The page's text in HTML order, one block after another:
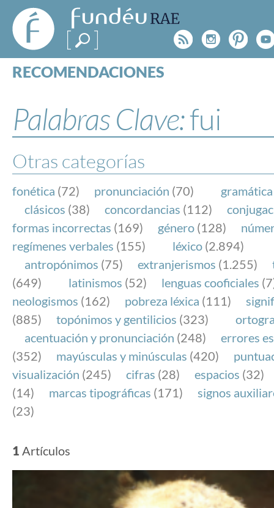
FundéuRAE
- Fundación
del Español
Urgente
Rss
RECOMENDACIONES
ESPECIALES
BLOG
NOTICIAS
SOBRE LA FUNDÉURAE
FundéuRAE es una fundación patrocinada por la
y la Real Academia Española, cuyo objetivo es
el buen uso del español en los medios de
Internet.
Palabras Clave:fui
Otras categorías
fonética (72) pronunciación (70) gramática
clásicos (38) concordancias (112)
formas incorrectas (169) género (128)
regímenes verbales (155) léxico (2.894)
antropónimos (75) extranjerismos (1.255)
(649)
latinismos (52) lenguas cooficiales
neologismos (162) pobreza léxica (111)
(885)
topónimos y gentilicios (323)
acentuación y pronunciación (248)
errores
(352)
mayúsculas y minúsculas (420)
visualización (245) cifras (28) espacios (32)
(14)
marcas tipográficas (171)
signos
(23)
1 Artículos